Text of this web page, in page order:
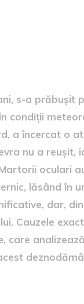
s-a prăbușit
condiții
a încercat o
nu a reușit,
oculari
lăsând în
dar,
Cauzele
care